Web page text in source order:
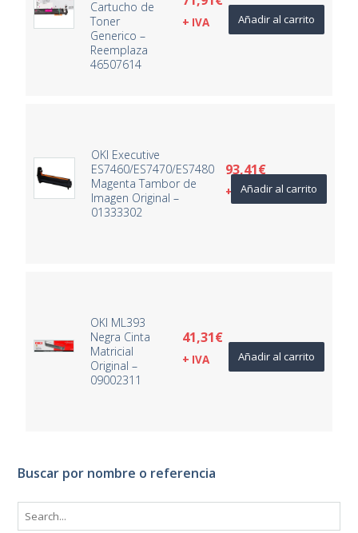
Cartucho de
Toner
Generico –
Reemplaza
46507614
+ IVA Añadir al carrito
OKI Executive
ES7460/ES7470/ES7480
Magenta Tambor de
Imagen Original –
01333302
93,41€
+ IVAAñadir al carrito
OKI ML393
Negra Cinta
Matricial
Original –
09002311
41,31€
+ IVA Añadir al carrito
Buscar por nombre o referencia